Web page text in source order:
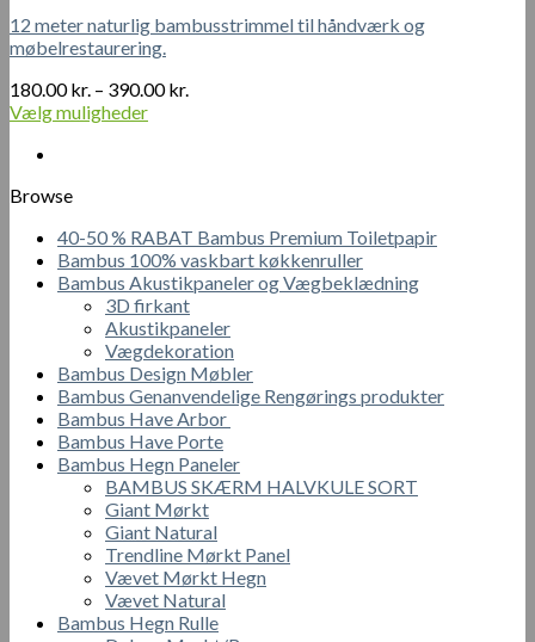
12 meter naturlig bambusstrimmel til håndværk og
møbelrestaurering.
180.00kr. – 390.00kr.
Vælg muligheder
vare
flere
Mulighederne
kan
vælges
varesiden
Browse
40-50 % RABAT Bambus Premium Toiletpapir
Bambus 100% vaskbart køkkenruller
Bambus Akustikpaneler og Vægbeklædning
3D firkant
Akustikpaneler
Vægdekoration
Bambus Design Møbler
Bambus Genanvendelige Rengørings produkter
Bambus Have Arbor
Bambus Have Porte
Bambus Hegn Paneler
BAMBUS SKÆRM HALVKULE SORT
Giant Mørkt
Giant Natural
Trendline Mørkt Panel
Vævet Mørkt Hegn
Vævet Natural
Bambus Hegn Rulle